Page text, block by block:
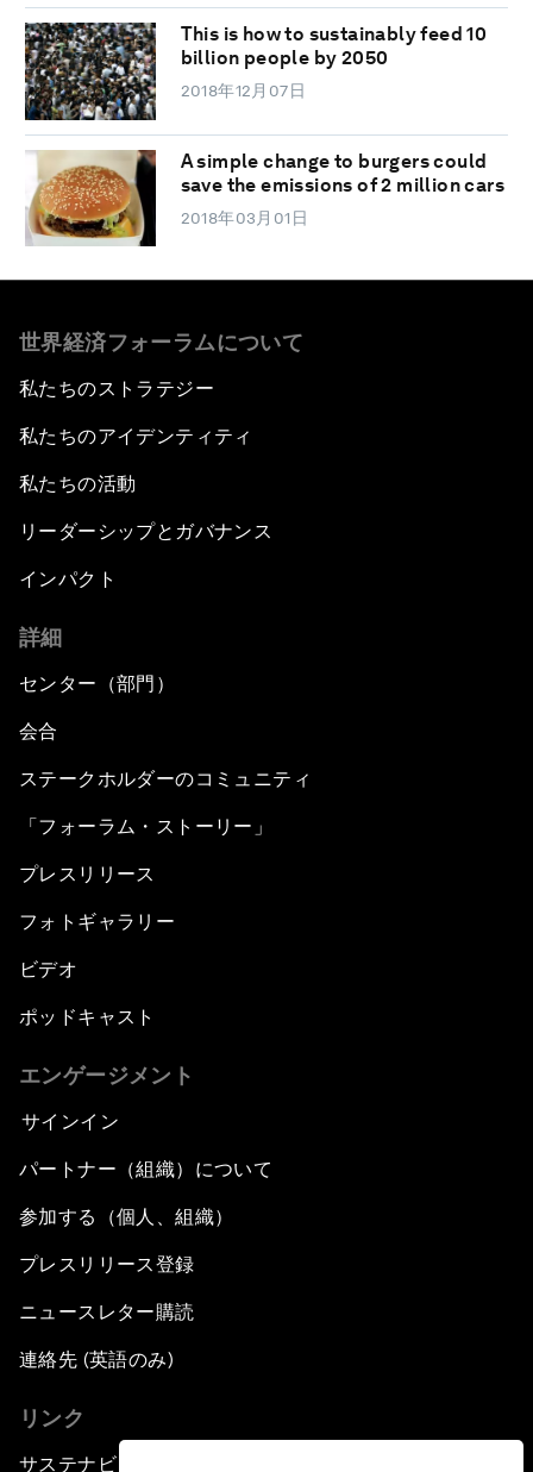
This is how to sustainably feed 10
billion people by 2050
2018年12月07日
A simple change to burgers could
save the emissions of 2 million cars
2018年03月01日
世界経済フォーラムについて
私たちのストラテジー
私たちのアイデンティティ
私たちの活動
リーダーシップとガバナンス
インパクト
詳細
センター（部門）
会合
ステークホルダーのコミュニティ
「フォーラム・ストーリー」
プレスリリース
フォトギャラリー
ビデオ
ポッドキャスト
エンゲージメント
サインイン
パートナー（組織）について
参加する（個人、組織）
プレスリリース登録
ニュースレター購読
連絡先 (英語のみ)
リンク
サステナビリティへの取り組み